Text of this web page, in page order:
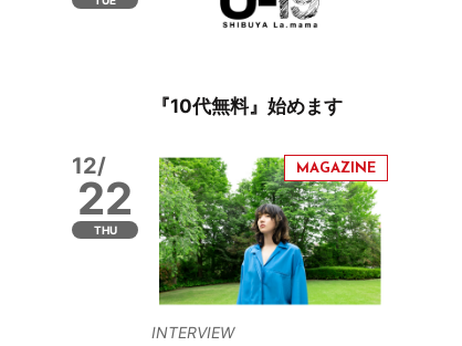
『10代無料』始めます
12/
22
THU
INTERVIEW